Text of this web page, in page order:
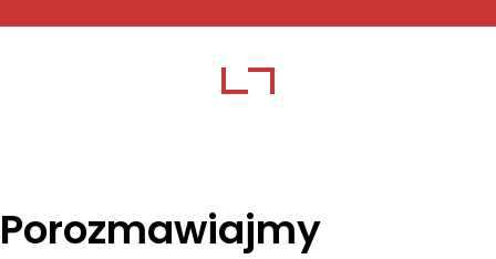
Porozmawiajmy